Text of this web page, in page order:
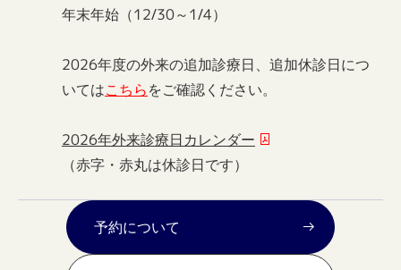
年末年始（12/30～1/4）
2026年度の外来の追加診療日、追加休診日につ
いてはこちらをご確認ください。
2026年外来診療日カレンダー
（赤字・赤丸は休診日です）
予約について